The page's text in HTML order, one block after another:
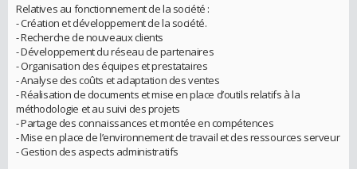
Relatives au fonctionnement de la société :
- Création et développement de la société.
- Recherche de nouveaux clients
- Développement du réseau de partenaires
- Organisation des équipes et prestataires
- Analyse des coûts et adaptation des ventes
- Réalisation de documents et mise en place d’outils relatifs à la
méthodologie et au suivi des projets
- Partage des connaissances et montée en compétences
- Mise en place de l’environnement de travail et des ressources serveur
- Gestion des aspects administratifs